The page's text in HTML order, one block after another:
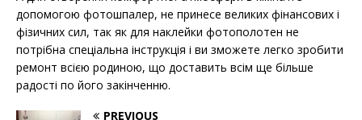
допомогою фотошпалер, не принесе великих фінансових і
фізичних сил, так як для наклейки фотополотен не
потрібна спеціальна інструкція і ви зможете легко зробити
ремонт всією родиною, що доставить всім ще більше
радості по його закінченню.
PREVIOUS